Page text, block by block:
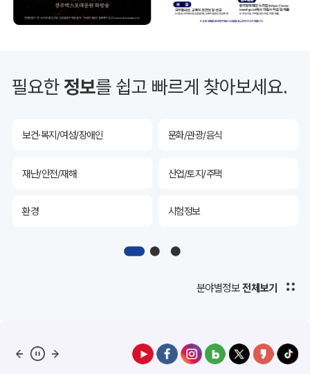
필요한정보를 쉽고 빠르게 찾아보세요.
투자유치 공공데이터&통계
산림 해양/수산
보건·복지/여성/장애인 문화/관광/음식
재난/안전/재해 산업/토지/주택
환경 시험정보
디지털아카이브
공공데이터&통계
산림 해양/수산
분야별정보 전체보기